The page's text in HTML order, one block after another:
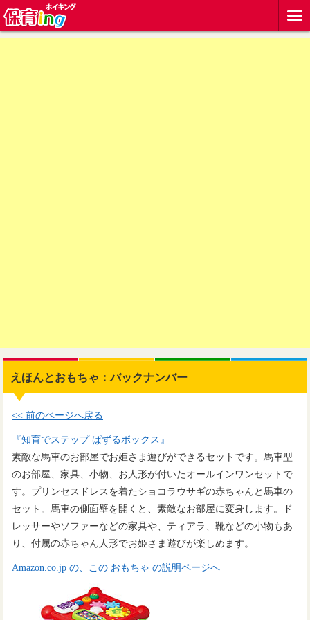
えほんとおもちゃ：バックナンバー
<< 前のページへ戻る
『知育でステップ ぱずるボックス』
素敵な馬車のお部屋でお姫さま遊びができるセットです。馬車型
のお部屋、家具、小物、お人形が付いたオールインワンセットで
す。プリンセスドレスを着たショコラウサギの赤ちゃんと馬車の
セット。馬車の側面壁を開くと、素敵なお部屋に変身します。ド
レッサーやソファーなどの家具や、ティアラ、靴などの小物もあ
り、付属の赤ちゃん人形でお姫さま遊びが楽しめます。
Amazon.co.jp の、この おもちゃ の説明ページへ